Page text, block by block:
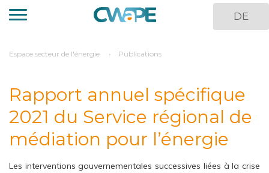
Aller
au
principal
DE
You
here
Espace secteur de l'énergie Publications
Rapport annuel spécifique
2021 du Service régional de
médiation pour l’énergie
Les interventions gouvernementales successives liées à la crise